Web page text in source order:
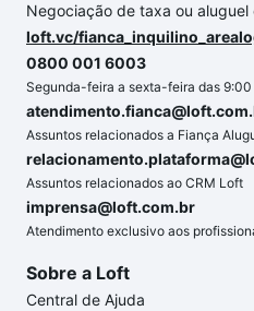
Negociação de taxa ou aluguel
loft.vc/
0800 001 6003
Segunda-feira a sexta-feira das 9:00
Assuntos relacionados a Fiança
Assuntos relacionados ao CRM Loft
imprensa@loft.com.br
Atendimento exclusivo aos
Sobre a Loft
Central de Ajuda